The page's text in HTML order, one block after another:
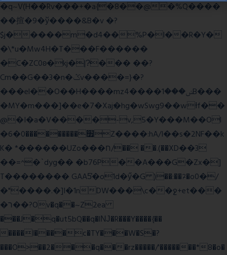
�q~V(H��Rv���+�a{�8��@�%Q����
��揎�9�ў����&B�v �?
$j�����m�d4��%P�l��R�Y�
�\*u�Mw4H�T���F������
�C�ZC0ʚ�kj�|?ͮ��� ��?
Cm��G��3�n�ݣv����=}�?
���el��O��H����mzݾ���1����4B���
�MY�m���]��e�7�Xaj׃�hg�wSwg9��wƗf��
@�I�a�V����-v,5�Y���M��Ol
�׿���������0�6Z����:hA/I��s�2NF��k
K� *������UZo���ח/�� ��.(��XD��3
��=^�`dyg�� �b76P��A���G�Zx�]
T�������� GAA5̔�o1d�ӳ�G )��:��ℱ�o0�/
�"����.�]I�1nDW���\c��ջ+et���
�ר��?Ov�q��~Z2ea
���J�q�ut5bQ��q�lǊ�R���Y����{��
����l����c�TY���W�S�?
���O>��2���q���rz�����/'�������*8�o�